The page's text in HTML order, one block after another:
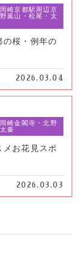
崎京都駅周辺京
嵐山・松尾・太
の桜・例年の
2026.03.04
崎金閣寺・北野
秦
お花見スポ
2026.03.03